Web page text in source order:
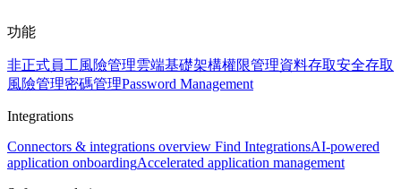
功能
非正式員工風險管理雲端基礎架構權限管理資料存取安全存取
風險管理密碼管理Password Management
Integrations
Connectors & integrations overview Find IntegrationsAI-powered
application onboardingAccelerated application management